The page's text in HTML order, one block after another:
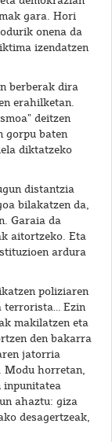
gara. Hori
onena da
izendatzen
berberak dira
erahilketan.
deitzen
gorpu baten
diktatzeko
distantzia
bilakatzen da,
Garaia da
aitortzeko. Eta
ardura
poliziaren
terrorista… Ezin
makilatzen eta
den bakarra
jatorria
Modu horretan,
inpunitatea
ahaztu: giza
desagertzeak,